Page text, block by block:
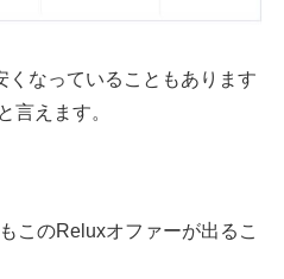
くなっていることもあります
言えます。
このReluxオファーが出るこ